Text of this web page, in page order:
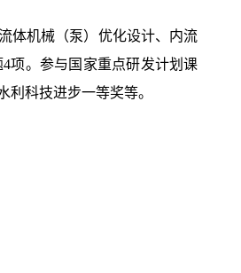
体机械（泵）优化设计、内流
项。参与国家重点研发计划课
科技进步一等奖等。